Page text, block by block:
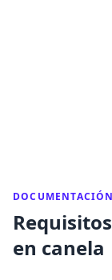
DOCUMENTACIÓN
en canela